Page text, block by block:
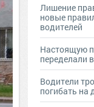
Лишение
новые
водителей
Настоящую
переделали
Водители
погибать на